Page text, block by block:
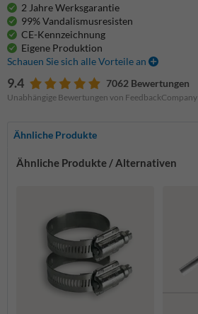
2 Jahre Werksgarantie
99% Vandalismusresisten
CE-Kennzeichnung
Eigene Produktion
Schauen Sie sich alle Vorteile an
9.4 7062 Bewertungen
Unabhängige Bewertungen von FeedbackCompany
Ähnliche Produkte
Ähnliche Produkte / Alternativen